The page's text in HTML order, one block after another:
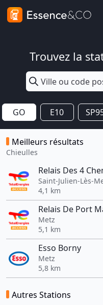
Trouvez la
GO E10
Meilleurs résultats
Chieulles
Relais Des 4
Saint-Julien-Lès-
4,1 km
Relais De Port
Metz
5,1 km
Esso Borny
Metz
5,8 km
Autres Stations